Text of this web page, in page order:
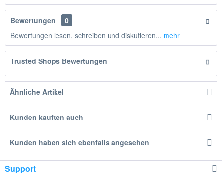
Bewertungen
0
Bewertungen lesen, schreiben und diskutieren... mehr
Trusted Shops Bewertungen
Ähnliche Artikel
Kunden kauften auch
Kunden haben sich ebenfalls angesehen
Support